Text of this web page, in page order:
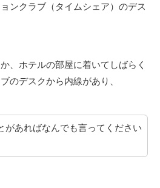
ンクラブ（タイムシェア）のデス
、ホテルの部屋に着いてしばらく
のデスクから内線があり、
があればなんでも言ってください